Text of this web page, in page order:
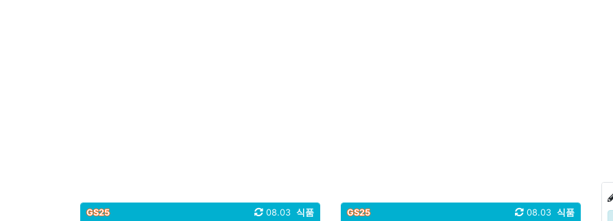
GS25 식품
08.03 GS25 식품
08.03